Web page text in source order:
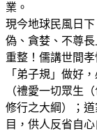
業。
現今地球民風日
偽、貪婪、不尊
重整！儒講世間
「弟子規」做好
（禮愛一切眾生
修行之大綱）；
目，供人反省自